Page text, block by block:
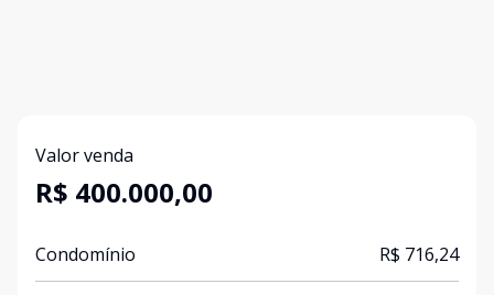
Valor venda
R$ 400.000,00
Condomínio R$ 716,24